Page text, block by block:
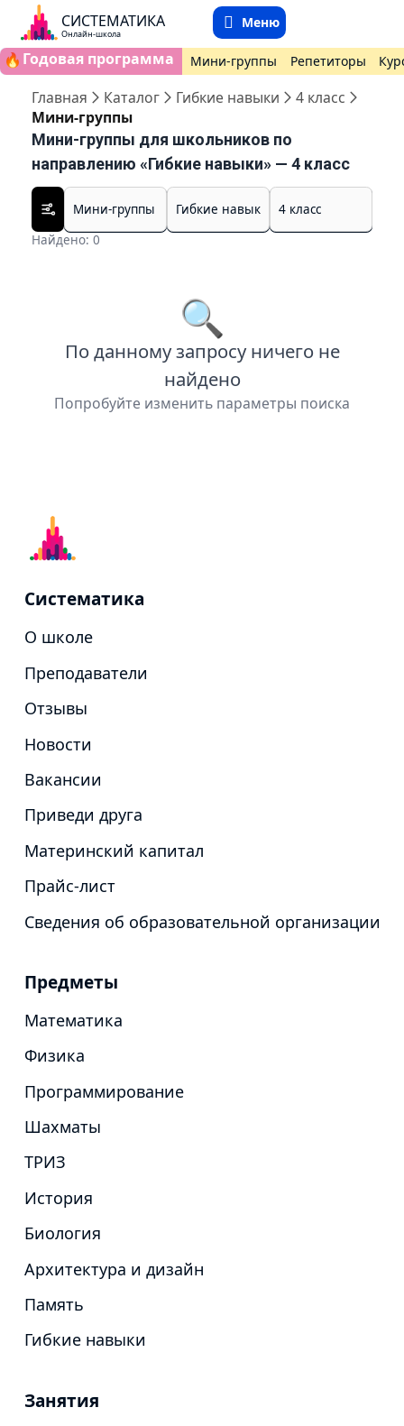
СИСТЕМАТИКА
Онлайн-школа
Меню
🔥 Годовая программа Мини-группы Репетиторы
Главная Каталог Гибкие навыки
4 класс
Мини-группы
Мини-группы для школьников по
направлению «Гибкие навыки» — 4 класс
Найдено: 0
🔍
По данному запросу ничего не
найдено
Попробуйте изменить параметры поиска
Систематика
О школе
Преподаватели
Отзывы
Новости
Вакансии
Приведи друга
Материнский капитал
Прайс-лист
Сведения об образовательной организации
Предметы
Математика
Физика
Программирование
Шахматы
ТРИЗ
История
Биология
Архитектура и дизайн
Память
Гибкие навыки
Занятия